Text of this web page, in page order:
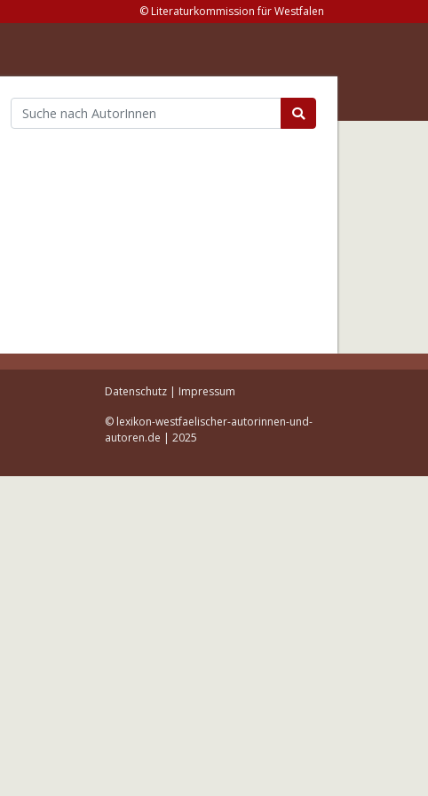
© Literaturkommission für Westfalen
Datenschutz| Impressum
© lexikon-westfaelischer-autorinnen-und-
autoren.de | 2025